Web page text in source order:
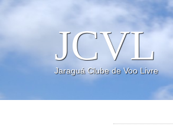
JCVL
Jaraguá Clube de Voo Livre